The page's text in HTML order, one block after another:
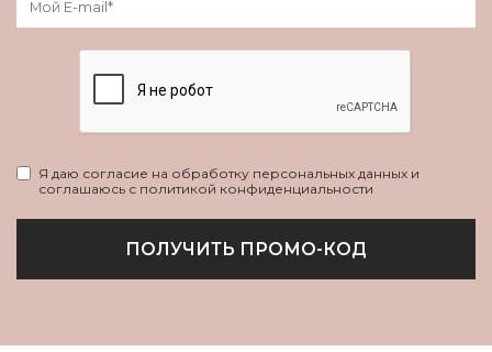
Я даю согласие на обработку персональных данных и
соглашаюсь с политикой конфиденциальности
ПОЛУЧИТЬ ПРОМО-КОД